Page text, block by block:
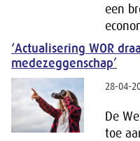
een
‘Actualisering WOR
medezeggenschap’
28-04-
De
toe